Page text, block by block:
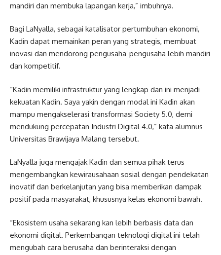
mandiri dan membuka lapangan kerja,” imbuhnya.
Bagi LaNyalla, sebagai katalisator pertumbuhan ekonomi,
Kadin dapat memainkan peran yang strategis, membuat
inovasi dan mendorong pengusaha-pengusaha lebih mandiri
dan kompetitif.
“Kadin memiliki infrastruktur yang lengkap dan ini menjadi
kekuatan Kadin. Saya yakin dengan modal ini Kadin akan
mampu mengakselerasi transformasi Society 5.0, demi
mendukung percepatan Industri Digital 4.0,” kata alumnus
Universitas Brawijaya Malang tersebut.
LaNyalla juga mengajak Kadin dan semua pihak terus
mengembangkan kewirausahaan sosial dengan pendekatan
inovatif dan berkelanjutan yang bisa memberikan dampak
positif pada masyarakat, khususnya kelas ekonomi bawah.
“Ekosistem usaha sekarang kan lebih berbasis data dan
ekonomi digital. Perkembangan teknologi digital ini telah
mengubah cara berusaha dan berinteraksi dengan